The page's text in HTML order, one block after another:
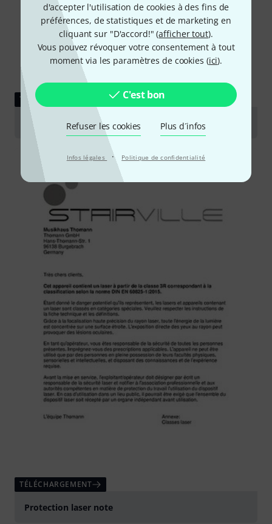
d'accepter l'utilisation de cookies à des fins de
préférences, de statistiques et de marketing en
cliquant sur "D'accord!" (afficher tout).
Vous pouvez révoquer votre consentement à tout
moment via les paramètres de cookies (ici).
C'est bon
Refuser les cookies Plus d´infos
Infos légales · Politique de confidentialité
TÉLÉCHARGEMENT
Laser protection note
TÉLÉCHARGEMENT
Protection laser note